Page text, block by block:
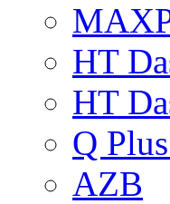
HT
HT
Q
AZB